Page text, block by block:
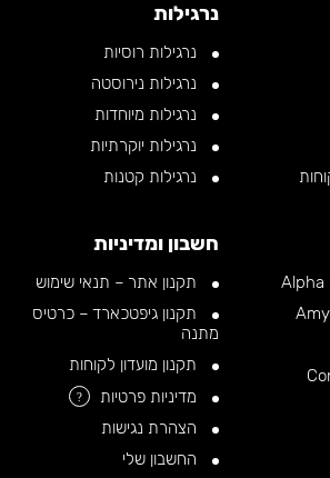
נרגילות
נרגילות רוסיות
נרגילות נירוסטה
נרגילות מיוחדות
נרגילות יוקרתיות
נרגילות קטנות
חשבון ומדיניות
תקנון אתר – תנאי שימוש
תקנון גיפטכארד – כרטיס
מתנה
תקנון מועדון לקוחות
מדיניות פרטיות
?
הצהרת נגישות
החשבון שלי